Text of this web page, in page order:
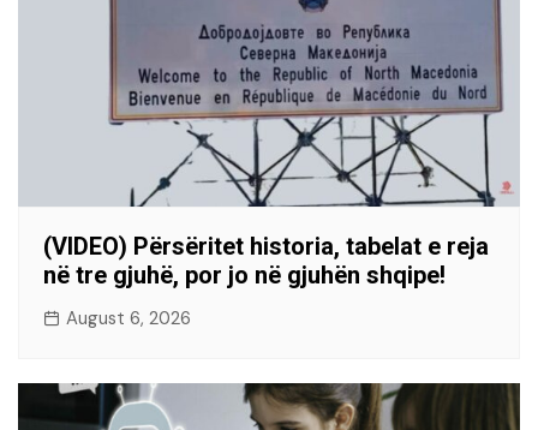
(VIDEO) Përsëritet historia, tabelat e reja
në tre gjuhë, por jo në gjuhën shqipe!
August 6, 2026